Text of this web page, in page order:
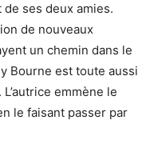
ses deux amies.
de nouveaux
un chemin dans le
Bourne est toute aussi
emmène le
le faisant passer par